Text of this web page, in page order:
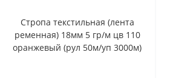
Стропа текстильная (лента
ременная) 18мм 5 гр/м цв 110
оранжевый (рул 50м/уп 3000м)